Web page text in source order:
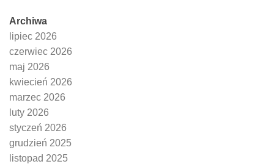
Archiwa
lipiec 2026
czerwiec 2026
maj 2026
kwiecień 2026
marzec 2026
luty 2026
styczeń 2026
grudzień 2025
listopad 2025